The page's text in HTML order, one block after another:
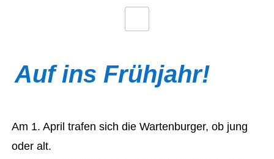
Auf ins Frühjahr!
Am 1. April trafen sich die Wartenburger, ob jung
oder alt.